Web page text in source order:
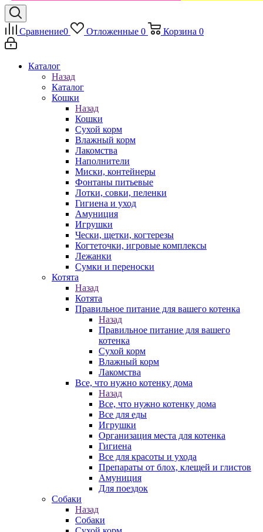
Сравнение0 Отложенные 0 Корзина 0
Каталог
Назад
Каталог
Кошки
Назад
Кошки
Сухой корм
Влажный корм
Лакомства
Наполнители
Миски, контейнеры
Фонтаны питьевые
Лотки, совки, пеленки
Гигиена и уход
Амуниция
Игрушки
Чески, щетки, когтерезы
Когтеточки, игровые комплексы
Лежанки
Сумки и переноски
Котята
Назад
Котята
Правильное питание для вашего котенка
Назад
Правильное питание для вашего
котенка
Сухой корм
Влажный корм
Лакомства
Все, что нужно котенку дома
Назад
Все, что нужно котенку дома
Все для еды
Игрушки
Организация места для котенка
Гигиена
Все для красоты и ухода
Препараты от блох, клещей и глистов
Амуниция
Для поездок
Собаки
Назад
Собаки